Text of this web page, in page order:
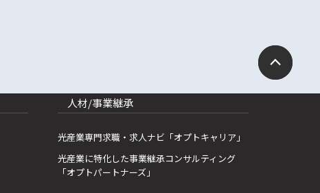
人材/事業継承
光産業専門求職・求人ナビ「オプトキャリア」
光産業に特化した事業継承コンサルティング
「オプトパートナーズ」